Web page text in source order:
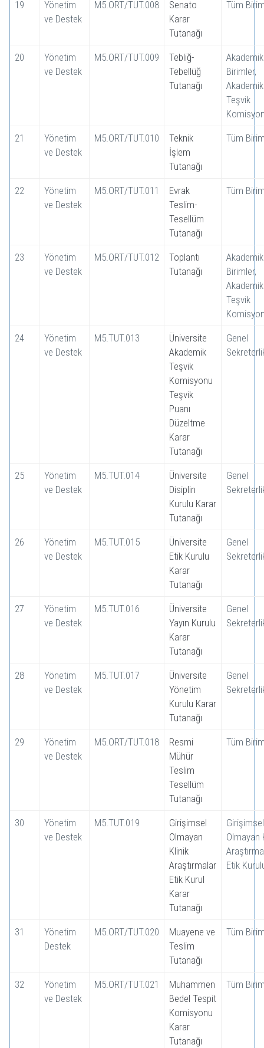
19
Yönetim
ve Destek
M5.ORT/TUT.008
Senato
Karar
Tutanağı
Tüm
20
Yönetim
ve Destek
M5.ORT/TUT.009
Tebliğ-
Tebellüğ
Tutanağı
Akademik
Birimler,
Akademik
Teşvik
21
Yönetim
ve Destek
M5.ORT/TUT.010
Teknik
İşlem
Tutanağı
Tüm
22
Yönetim
ve Destek
M5.ORT/TUT.011
Evrak
Teslim-
Tesellüm
Tutanağı
Tüm
23
Yönetim
ve Destek
M5.ORT/TUT.012
Toplantı
Tutanağı
Akademik
Birimler,
Akademik
Teşvik
24
Yönetim
ve Destek
M5.TUT.013
Üniversite
Akademik
Teşvik
Komisyonu
Teşvik
Puanı
Düzeltme
Karar
Tutanağı
Genel
25
Yönetim
ve Destek
M5.TUT.014
Üniversite
Disiplin
Kurulu Karar
Tutanağı
Genel
26
Yönetim
ve Destek
M5.TUT.015
Üniversite
Etik Kurulu
Karar
Tutanağı
Genel
27
Yönetim
ve Destek
M5.TUT.016
Üniversite
Yayın Kurulu
Karar
Tutanağı
Genel
28
Yönetim
ve Destek
M5.TUT.017
Üniversite
Yönetim
Kurulu Karar
Tutanağı
Genel
29
Yönetim
ve Destek
M5.ORT/TUT.018
Resmi
Mühür
Teslim
Tesellüm
Tutanağı
Tüm
30
Yönetim
ve Destek
M5.TUT.019
Girişimsel
Olmayan
Klinik
Araştırmalar
Etik Kurul
Karar
Tutanağı
Girişimsel
Olmayan
Etik
31
Yönetim
Destek
M5.ORT/TUT.020
Muayene ve
Teslim
Tutanağı
Tüm
32
Yönetim
ve Destek
M5.ORT/TUT.021
Muhammen
Bedel Tespit
Komisyonu
Karar
Tutanağı
Tüm